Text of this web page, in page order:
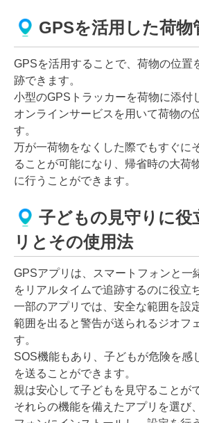
GPSを活用した荷物
GPSを活用することで、荷物の位置
跡できます。
小型のGPSトラッカーを荷物に添付
オンラインサービスを用いて荷物の
す。
万が一荷物をなくした際でもすぐに
ることが可能になり、帰省時の大荷
に行うことができます。
子どもの見守りに役
リとその使用法
GPSアプリは、スマートフォンと一
をリアルタイムで追跡するのに役立
一部のアプリでは、安全な範囲を設
範囲を出ると警告が送られるジオフ
す。
SOS機能もあり、子どもが危険を感
を送ることができます。
親は安心して子どもを見守ることが
それらの機能を備えたアプリを選び